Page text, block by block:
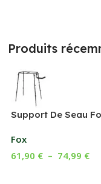
Produits
Support De Seau
Fox
61,90 € – 74,99 €